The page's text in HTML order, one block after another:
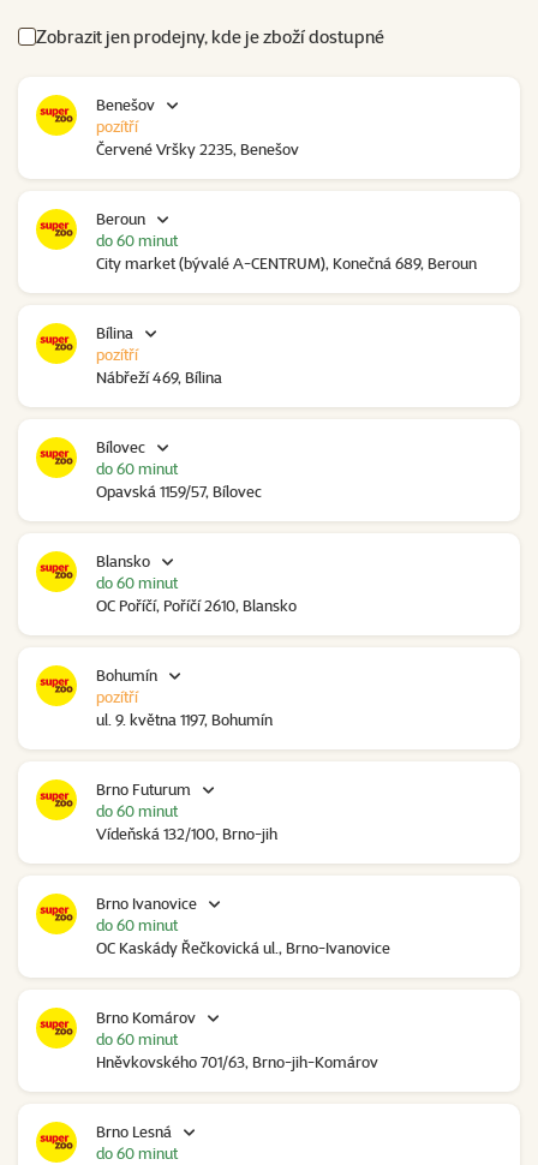
Zobrazit jen prodejny, kde je zboží dostupné
Benešov
Červené Vršky 2235, Benešov
pozítří
Beroun
City market (bývalé A-CENTRUM), Konečná 689, Beroun
do 60 minut
Bílina
Nábřeží 469, Bílina
pozítří
Bílovec
Opavská 1159/57, Bílovec
do 60 minut
Blansko
OC Poříčí, Poříčí 2610, Blansko
do 60 minut
Bohumín
ul. 9. května 1197, Bohumín
pozítří
Brno Futurum
Vídeňská 132/100, Brno-jih
do 60 minut
Brno Ivanovice
OC Kaskády Řečkovická ul., Brno-Ivanovice
do 60 minut
Brno Komárov
Hněvkovského 701/63, Brno-jih-Komárov
do 60 minut
Brno Lesná
do 60 minut